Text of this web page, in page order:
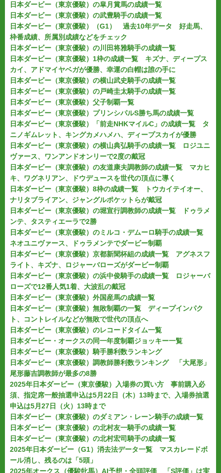
日本ダービー（東京優駿）の皐月賞馬の成績一覧
日本ダービー（東京優駿）の武豊騎手の成績一覧
日本ダービー（東京優駿）（G1） 過去10年データ 好走馬、
枠番成績、所属別成績などをチェック
日本ダービー（東京優駿）の川田将雅騎手の成績一覧
日本ダービー（東京優駿）1枠の成績一覧 キズナ、ディープス
カイ、アドマイヤベガが優勝、幸運の白帽は誰の手に
日本ダービー（東京優駿）の横山武史騎手の成績一覧
日本ダービー（東京優駿）の戸崎圭太騎手の成績一覧
日本ダービー（東京優駿）父子制覇一覧
日本ダービー（東京優駿）プリンシパルS勝ち馬の成績一覧
日本ダービー（東京優駿）「前走NHKマイルC」の成績一覧 タ
ニノギムレット、キングカメハメハ、ディープスカイが優勝
日本ダービー（東京優駿）の横山典弘騎手の成績一覧 ロジユニ
ヴァース、ワンアンドオンリーで2度の戴冠
日本ダービー（東京優駿）の友道康夫調教師の成績一覧 マカヒ
キ、ワグネリアン、ドウデュースを世代の頂点に導く
日本ダービー（東京優駿）8枠の成績一覧 トウカイテイオー、
ナリタブライアン、ジャングルポケットらが戴冠
日本ダービー（東京優駿）の堀宣行調教師の成績一覧 ドゥラメ
ンテ、タスティエーラで2勝
日本ダービー（東京優駿）のミルコ・デムーロ騎手の成績一覧
ネオユニヴァース、ドゥラメンテでダービー制覇
日本ダービー（東京優駿）京都新聞杯組の成績一覧 アグネスフ
ライト、キズナ、ロジャーバローズがダービー制覇
日本ダービー（東京優駿）の浜中俊騎手の成績一覧 ロジャーバ
ローズで12番人気1着、大波乱の戴冠
日本ダービー（東京優駿）外国産馬の成績一覧
日本ダービー（東京優駿）無敗制覇の一覧 ディープインパク
ト、コントレイルなどが無敗で世代の頂点へ
日本ダービー（東京優駿）のレコードタイム一覧
日本ダービー・オークスの同一年度制覇ジョッキー一覧
日本ダービー（東京優駿）騎手勝利数ランキング
日本ダービー（東京優駿）調教師勝利数ランキング 「大尾形」
尾形藤吉調教師が最多の8勝
2025年日本ダービー（東京優駿）入場券の買い方 事前購入必
須、指定席一般抽選申込は5月22日（木）13時まで、入場券抽選
申込は5月27日（火）13時まで
日本ダービー（東京優駿）のダミアン・レーン騎手の成績一覧
日本ダービー（東京優駿）の北村友一騎手の成績一覧
日本ダービー（東京優駿）の北村宏司騎手の成績一覧
2025年日本ダービー（G1）消去法データ一覧 マスカレードボ
ール消し、残るのは「5頭」
2025年オークス（優駿牝馬）AI予想・全頭評価 「S評価」は実